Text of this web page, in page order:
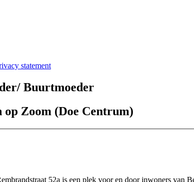
statement
Buurtmoeder
Zoom (Doe Centrum)
52a is een plek voor en door inwoners